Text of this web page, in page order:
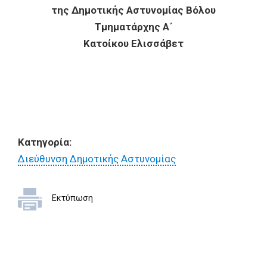
της Δημοτικής Αστυνομίας Βόλου
Τμηματάρχης Α΄
Κατοίκου Ελισσάβετ
Κατηγορία:
Διεύθυνση Δημοτικής Αστυνομίας
Εκτύπωση